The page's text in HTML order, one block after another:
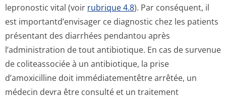
lepronostic vital (voir rubrique 4.8). Par conséquent, il
est importantd’en­visager ce diagnostic chez les patients
présentant des diarrhées pendantou après
l’administration de tout antibiotique. En cas de survenue
de coliteassociée à un antibiotique, la prise
d’amoxicilline doit immédiatementêtre arrêtée, un
médecin devra être consulté et un traitement